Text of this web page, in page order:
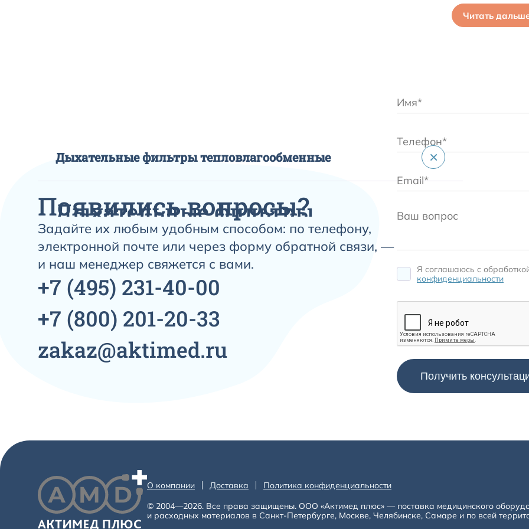
Читать
Дыхательные фильтры тепловлагообменные ×
Дыхательные фильтры
тепловлагообменные
Фильтр тепловлагообменный используется в дыхательных системах для
сохранения тепла и влаги в газовой смеси во время респираторной поддержки.
Дыхательный фильтр тепловлагообменный помогает снизить потерю влаги,
поддерживать комфортные условия вентиляции и дополнительно защищать
дыхательный контур.
В разделе представлены тепловлагообменные фильтры для взрослых, детей и
педиатрических пациентов. Модели различаются материалом, дыхательным
объёмом, мёртвым пространством, сопротивлением потоку, типом коннекторов и
Тепловлагообменный фильтр удерживает часть тепла и влаги из выдыхаемого
естественное увлажнение дыхательных путей может быть снижено.
Такие изделия применяются в составе дыхательного контура и помогают
организовать более стабильную подачу газовой смеси. При подборе учитывают
Появились вопросы?
Задайте их любым удобным способом: по телефону,
электронной почте или через форму обратной связи, —
и наш менеджер свяжется с вами.
+7 (495) 231-40-00
+7 (800) 201-20-33
zakaz@aktimed.ru
Я соглашаюсь c
конфиденциальности
О компании Доставка
Политика конфиденциальности
© 2004—2026. Все права защищены. ООО «Актимед плюс» — поставка медицинского
и расходных материалов в Санкт-Петербурге, Москве, Челябинске, Самаре и по всей